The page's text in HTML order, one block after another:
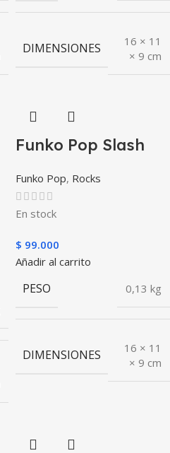
DIMENSIONES
16 × 11
× 9 cm
Funko Pop Slash
Funko Pop, Rocks
En stock
$ 99.000
Añadir al carrito
PESO 0,13 kg
DIMENSIONES
16 × 11
× 9 cm